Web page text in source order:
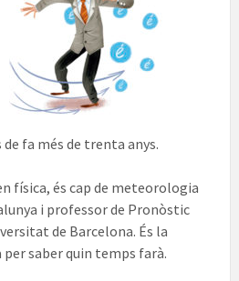
fa més de trenta anys.
física, és cap de meteorologia
i professor de Pronòstic
de Barcelona. És la
saber quin temps farà.